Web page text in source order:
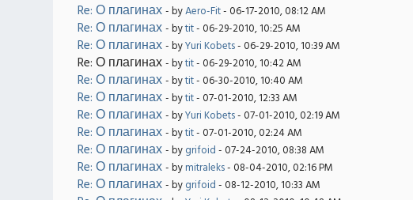
Re: О плагинах - byAero-Fit- 06-17-2010, 08:12 AM
Re: О плагинах - bytit- 06-29-2010, 10:25 AM
Re: О плагинах - byYuri Kobets- 06-29-2010, 10:39 AM
Re: О плагинах - bytit- 06-29-2010, 10:42 AM
Re: О плагинах - bytit- 06-30-2010, 10:40 AM
Re: О плагинах - bytit- 07-01-2010, 12:33 AM
Re: О плагинах - byYuri Kobets- 07-01-2010, 02:19 AM
Re: О плагинах - bytit- 07-01-2010, 02:24 AM
Re: О плагинах - bygrifoid- 07-24-2010, 08:38 AM
Re: О плагинах - bymitraleks- 08-04-2010, 02:16 PM
Re: О плагинах - bygrifoid- 08-12-2010, 10:33 AM